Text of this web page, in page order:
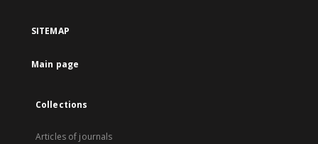
SITEMAP
Main page
Collections
Articles of journals